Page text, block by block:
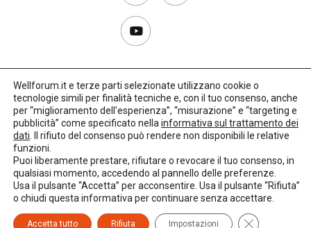
Copyright 2017–2026
Privacy Policy
Credits: LO Studio
Wellforum.it e terze parti selezionate utilizzano cookie o
tecnologie simili per finalità tecniche e, con il tuo consenso, anche
per “miglioramento dell'esperienza”, “misurazione” e “targeting e
pubblicità” come specificato nella informativa sul trattamento dei
dati . Il rifiuto del consenso può rendere non disponibili le relative
funzioni.
Puoi liberamente prestare, rifiutare o revocare il tuo consenso, in
qualsiasi momento, accedendo al pannello delle preferenze.
Usa il pulsante “Accetta” per acconsentire. Usa il pulsante “Rifiuta”
o chiudi questa informativa per continuare senza accettare.
Accetta tutto Rifiuta Impostazioni Close GDPR